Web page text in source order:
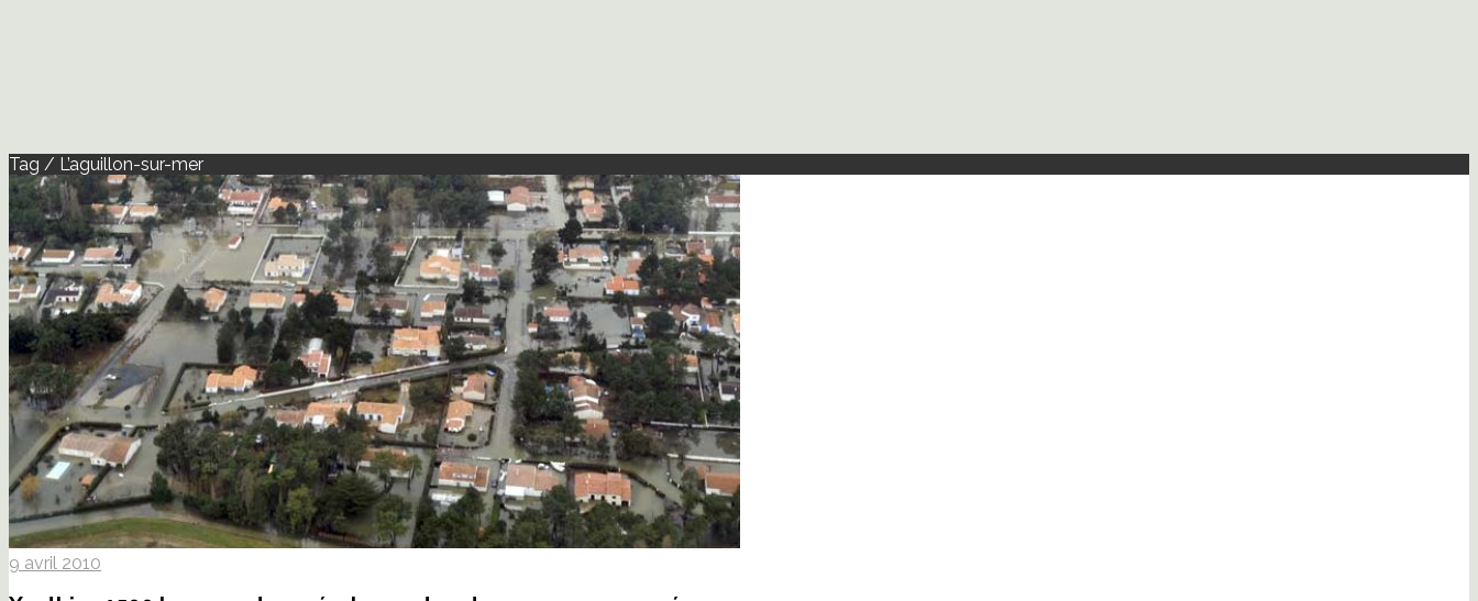
Tag / L’aguillon-sur-mer
9 avril 2010